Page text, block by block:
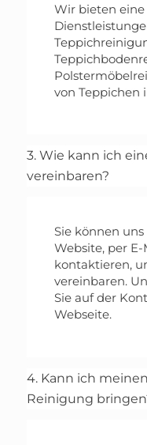
Wir bieten
von Teppichen
3. Wie kann ich
vereinbaren?
Sie können
Website, per
kontaktieren,
vereinbaren.
Sie auf der
Webseite.
4. Kann ich
Reinigung